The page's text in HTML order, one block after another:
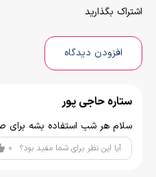
اشتراک بگذارید
افزودن دیدگاه
ستاره حاجی پور
سلام هر شب استفاده بشه برای
آیا این نظر برای شما مفید بود؟ 0